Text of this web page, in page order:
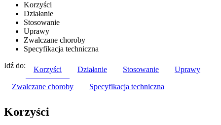
Korzyści
Działanie
Stosowanie
Uprawy
Zwalczane choroby
Specyfikacja techniczna
Idź do:
Korzyści Działanie Stosowanie Uprawy
Zwalczane choroby Specyfikacja techniczna
Korzyści